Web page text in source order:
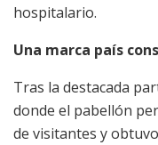
hospitalario.
Una marca país
Tras la destacada
donde el pabellón
de visitantes y